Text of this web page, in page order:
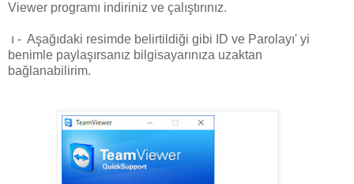
Viewer programı indiriniz ve çalıştırınız.
ı - Aşağıdaki resimde belirtildiği gibi ID ve Parolayı' yi
benimle paylaşırsanız bilgisayarınıza uzaktan
bağlanabilirim.